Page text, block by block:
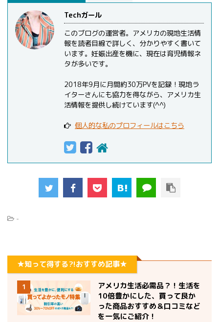
Techガール
このブログの運営者。アメリカの現地生活情
報を読者目線で詳しく、分かりやすく書いて
います。妊娠出産を機に、現在は育児情報ネ
タが多いです。
2018年9月に月間約30万PVを記録！現地ラ
イターさんにも協力を得ながら、アメリカ生
活情報を提供し続けています(^^)
個人的な私のプロフィールはこちら
-
★知って得する?!おすすめ記事★
1
アメリカ生活必需品？！生活を
10倍豊かにした、買って良か
った商品おすすめ＆口コミなど
を一気にご紹介！